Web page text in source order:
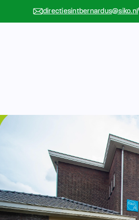
directiesintbernardus@siko.nl